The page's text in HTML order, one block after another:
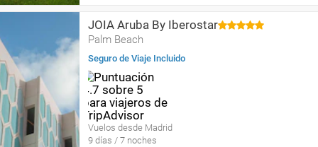
JOIA Aruba By Iberostar
Palm Beach
Seguro de Viaje Incluido
Vuelos desde Madrid
9 días / 7 noches